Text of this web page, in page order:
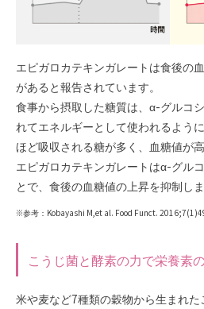
エピガロカテキンガレートは食後の
があると報告されています。
食事から摂取した糖質は、α-グルコ
れてエネルギーとして使われるよう
ほど吸収される糖が多く、血糖値が
エピガロカテキンガレートはα-グル
とで、食後の血糖値の上昇を抑制しま
※参考：Kobayashi M,et al. Food Funct.
こうじ菌と酵素の力で栄養素
米や麦など7種類の穀物から生まれ